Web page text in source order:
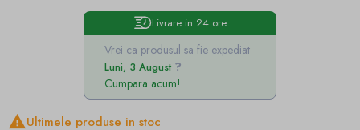
Livrare in 24 ore
Vrei ca produsul sa fie expediat
Luni, 3 August
Cumpara acum!
Ultimele produse in stoc